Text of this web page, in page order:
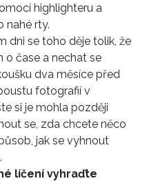
highlighteru a
nahé rty.
dni se toho děje tolik, že
o čase a nechat se
dva měsíce před
fotografií v
si je mohla později
se, zda chcete něco
jak se vyhnout
líčení vyhraďte